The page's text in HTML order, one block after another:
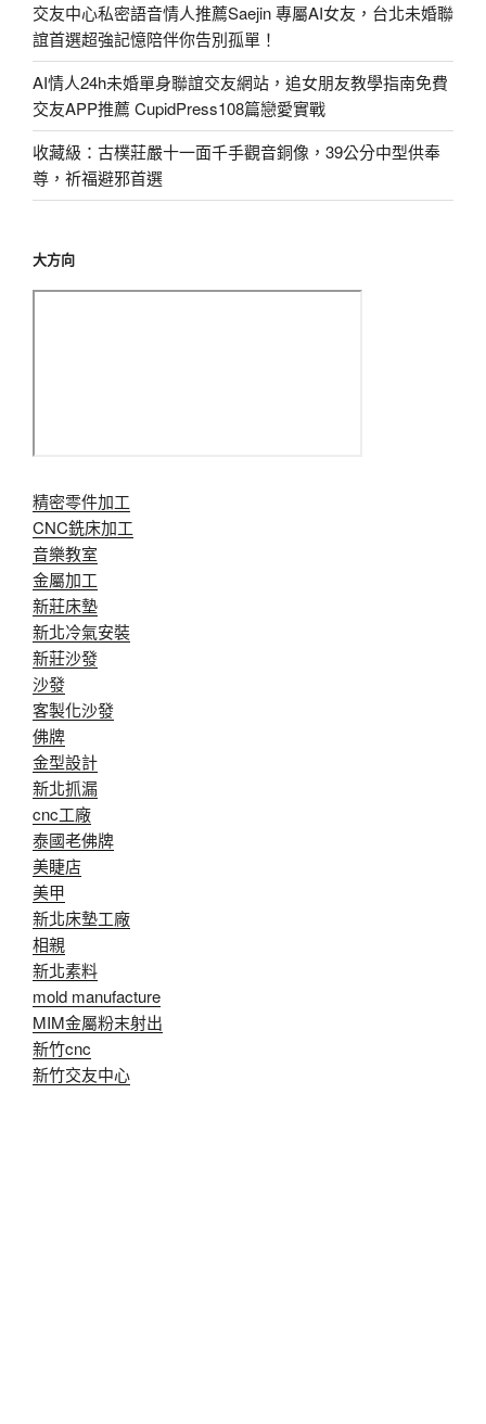
交友中心私密語音情人推薦Saejin 專屬AI女友，台北未婚聯
誼首選超強記憶陪伴你告別孤單！
AI情人24h未婚單身聯誼交友網站，追女朋友教學指南免費
交友APP推薦 CupidPress108篇戀愛實戰
收藏級：古樸莊嚴十一面千手觀音銅像，39公分中型供奉
尊，祈福避邪首選
大方向
精密零件加工
CNC銑床加工
音樂教室
金屬加工
新莊床墊
新北冷氣安裝
新莊沙發
沙發
客製化沙發
佛牌
金型設計
新北抓漏
cnc工廠
泰國老佛牌
美睫店
美甲
新北床墊工廠
相親
新北素料
mold manufacture
MIM金屬粉末射出
新竹cnc
新竹交友中心